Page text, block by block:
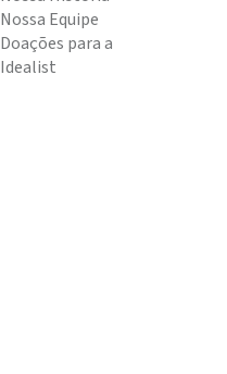
Nossa Equipe
Doações para a
Idealist